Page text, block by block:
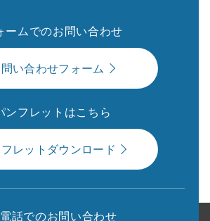
ームでのお問い合わせ
い合わせフォーム
ンフレットはこちら
レットダウンロード
話でのお問い合わせ